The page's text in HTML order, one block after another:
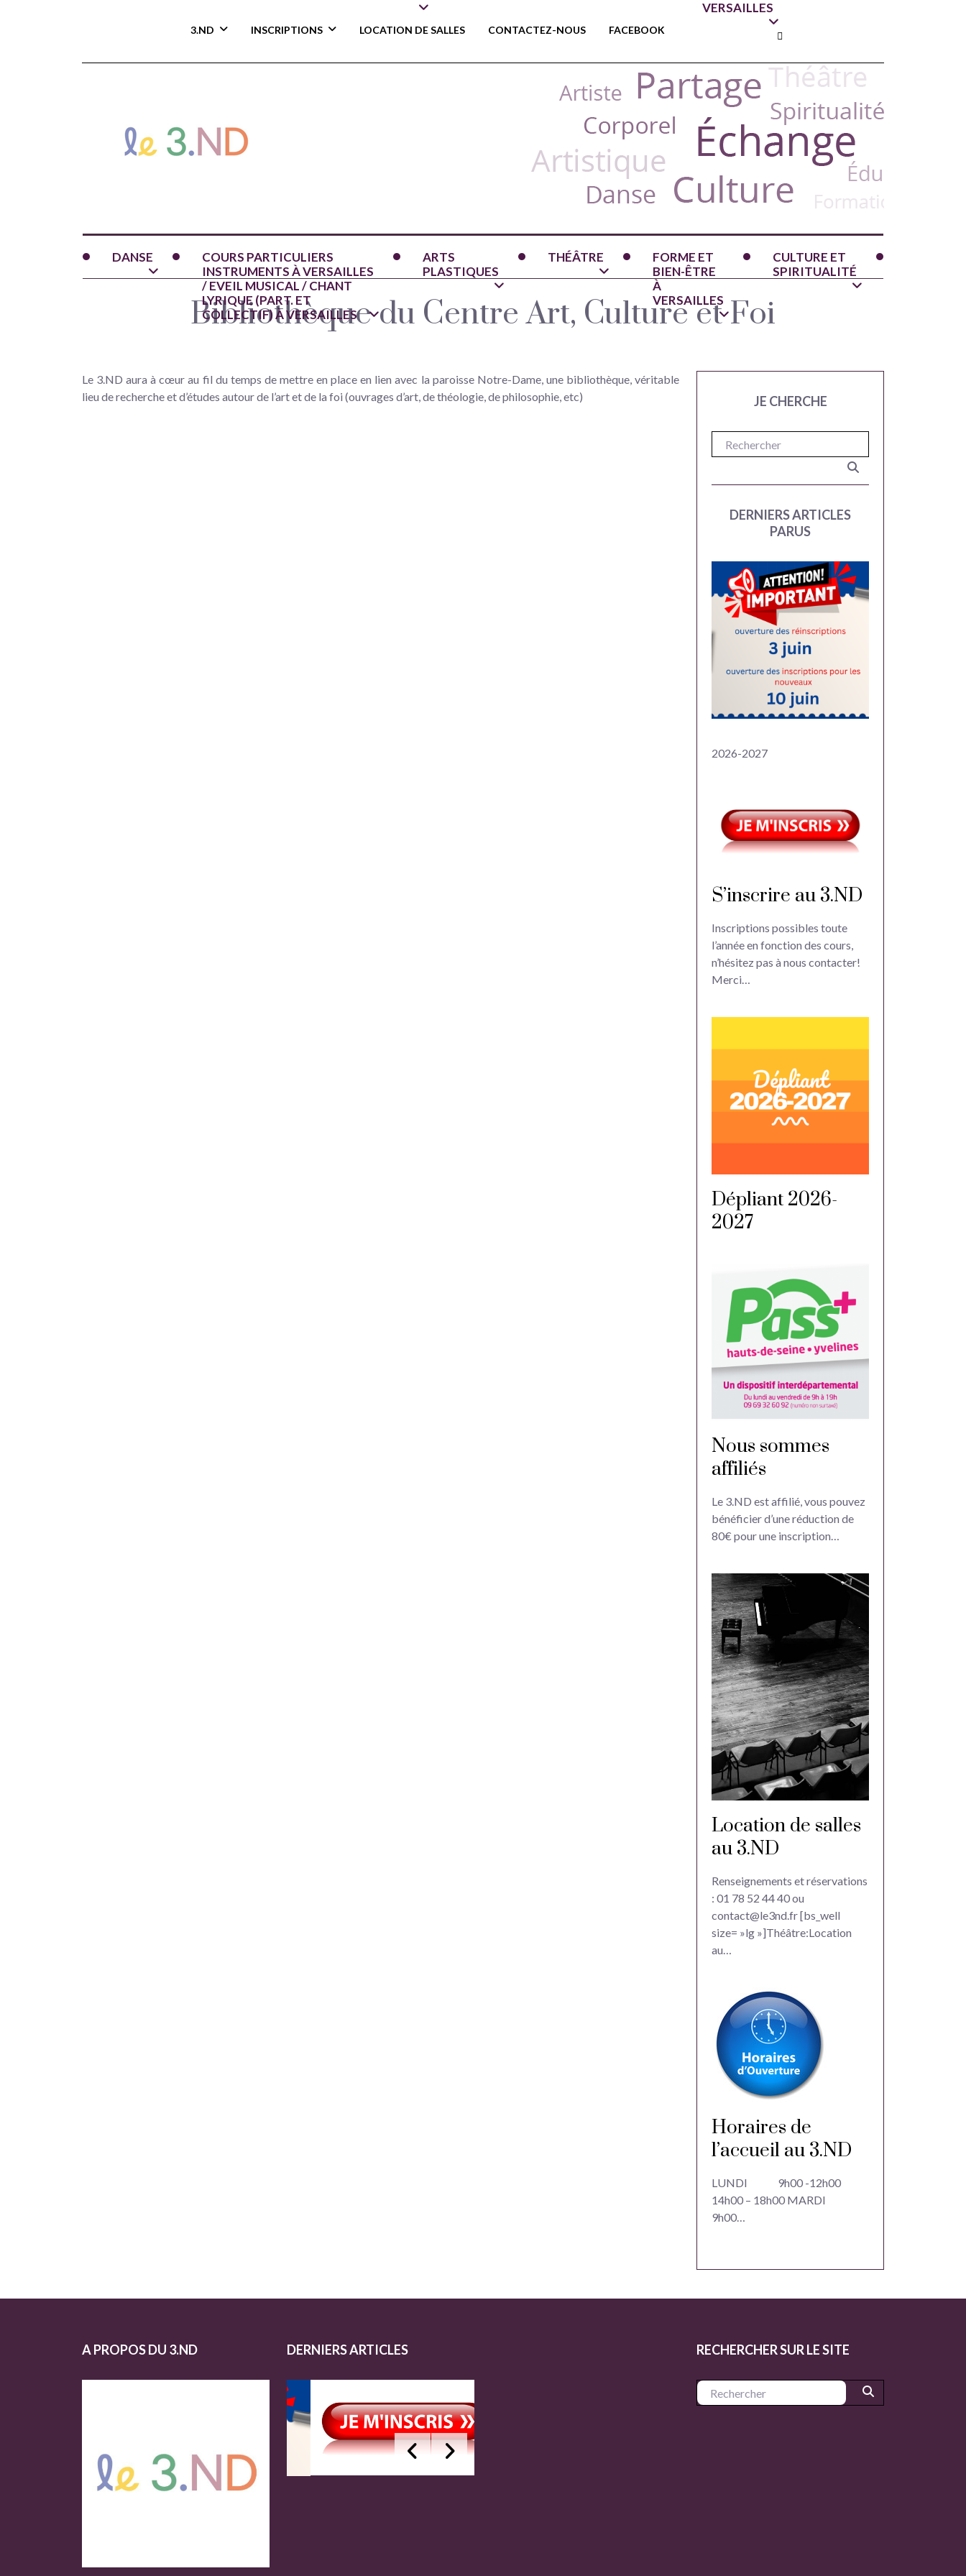
VERSAILLES
3.ND INSCRIPTIONS LOCATION DE SALLES CONTACTEZ-NOUS FACEBOOK
DANSE
COURS PARTICULIERS
INSTRUMENTS À VERSAILLES
/ EVEIL MUSICAL / CHANT
LYRIQUE (PART. ET
COLLECTIF) À VERSAILLES
ARTS
PLASTIQUES
THÉÂTRE
FORME ET
BIEN-ÊTRE
À
VERSAILLES
CULTURE ET
SPIRITUALITÉ
Bibliothèque du Centre Art, Culture et Foi
Le 3.ND aura à cœur au fil du temps de mettre en place en lien avec la paroisse Notre-Dame, une bibliothèque, véritable
lieu de recherche et d’études autour de l’art et de la foi (ouvrages d’art, de théologie, de philosophie, etc)
JE CHERCHE
DERNIERS ARTICLES
PARUS
2026-2027
S’inscrire au 3.ND
Inscriptions possibles toute
l’année en fonction des cours,
n’hésitez pas à nous contacter!
Merci…
Dépliant 2026-
2027
Nous sommes
affiliés
Le 3.ND est affilié, vous pouvez
bénéficier d’une réduction de
80€ pour une inscription…
Location de salles
au 3.ND
Renseignements et réservations
: 01 78 52 44 40 ou
contact@le3nd.fr [bs_well
size= »lg »]Théâtre:Location
au…
Horaires de
l’accueil au 3.ND
LUNDI 9h00 -12h00
14h00 – 18h00 MARDI
9h00…
A PROPOS DU 3.ND DERNIERS ARTICLES RECHERCHER SUR LE SITE